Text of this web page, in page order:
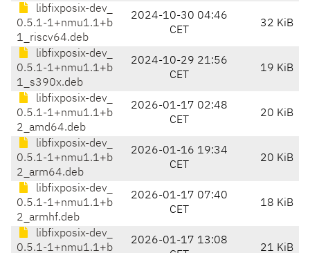
libfixposix-dev_
0.5.1-1+nmu1.1+b
1_riscv64.deb
2024-10-30 04:46
CET
32 KiB
libfixposix-dev_
0.5.1-1+nmu1.1+b
1_s390x.deb
2024-10-29 21:56
CET
19 KiB
libfixposix-dev_
0.5.1-1+nmu1.1+b
2_amd64.deb
2026-01-17 02:48
CET
20 KiB
libfixposix-dev_
0.5.1-1+nmu1.1+b
2_arm64.deb
2026-01-16 19:34
CET
20 KiB
libfixposix-dev_
0.5.1-1+nmu1.1+b
2_armhf.deb
2026-01-17 07:40
CET
18 KiB
libfixposix-dev_
0.5.1-1+nmu1.1+b
2026-01-17 13:08
21 KiB